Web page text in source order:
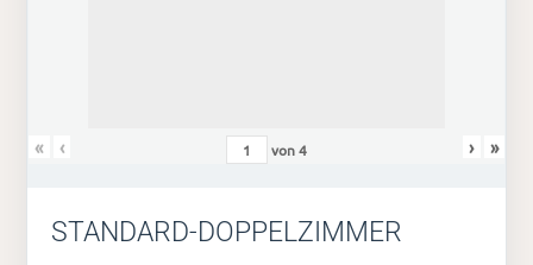
« ‹ von4 › »
STANDARD-DOPPELZIMMER